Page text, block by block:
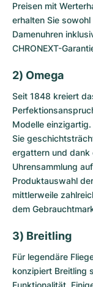
Preisen mit
erhalten Sie
Damenuhren
CHRONEXT-
2) Omega
Seit 1848 kreiert
Modelle einzigartig.
Sie
ergattern und dank
Uhrensammlung
Produktauswahl
mittlerweile
dem
3) Breitling
Für legendäre
konzipiert Breitling
Funktionalität.